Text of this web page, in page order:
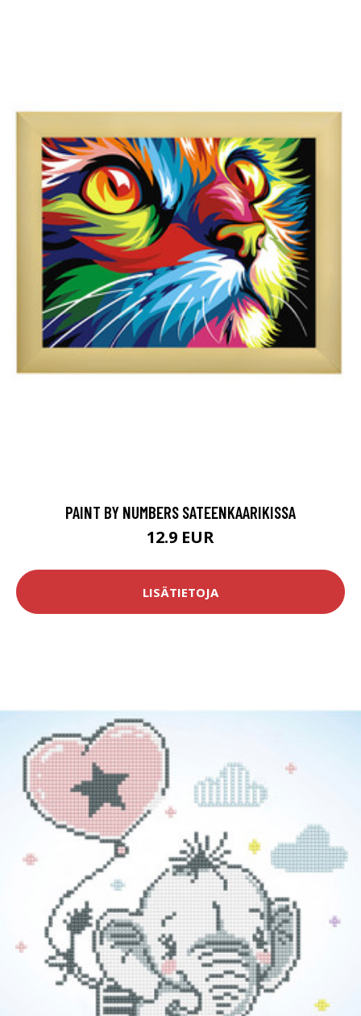
PAINT BY NUMBERS SATEENKAARIKISSA
12.9 EUR
LISÄTIETOJA